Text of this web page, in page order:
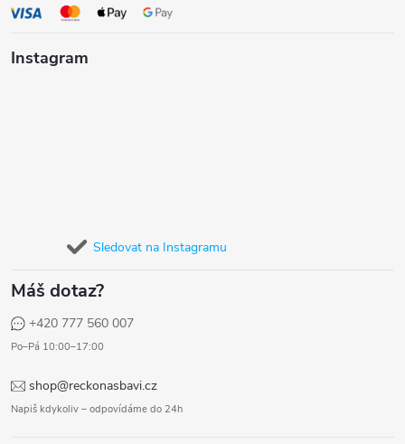
Instagram
Sledovat na Instagramu
Máš dotaz?
+420 777 560 007
Po–Pá 10:00–17:00
shop@reckonasbavi.cz
Napiš kdykoliv – odpovídáme do 24h